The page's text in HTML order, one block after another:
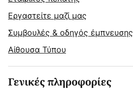
Εργαστείτε μαζί μας
Συμβουλές & οδηγός έμπνευσης
Αίθουσα Τύπου
Γενικές πληροφορίες